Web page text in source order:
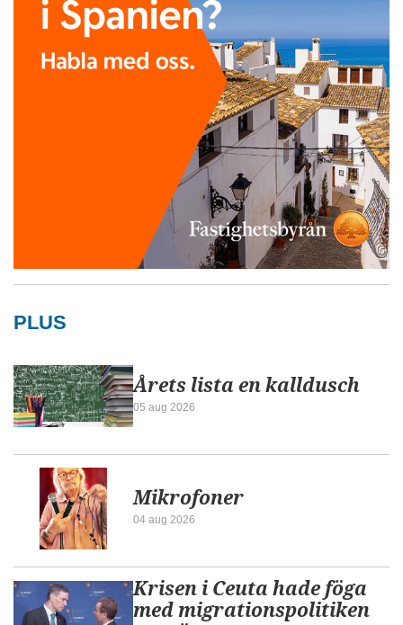
PLUS
Årets lista en kalldusch
05 aug 2026
Mikrofoner
04 aug 2026
Krisen i Ceuta hade föga
med migrationspolitiken